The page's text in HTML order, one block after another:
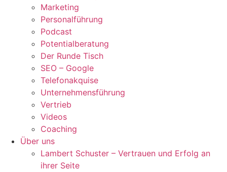
Marketing
Personalführung
Podcast
Potentialberatung
Der Runde Tisch
SEO – Google
Telefonakquise
Unternehmensführung
Vertrieb
Videos
Coaching
Über uns
Lambert Schuster – Vertrauen und Erfolg an
ihrer Seite